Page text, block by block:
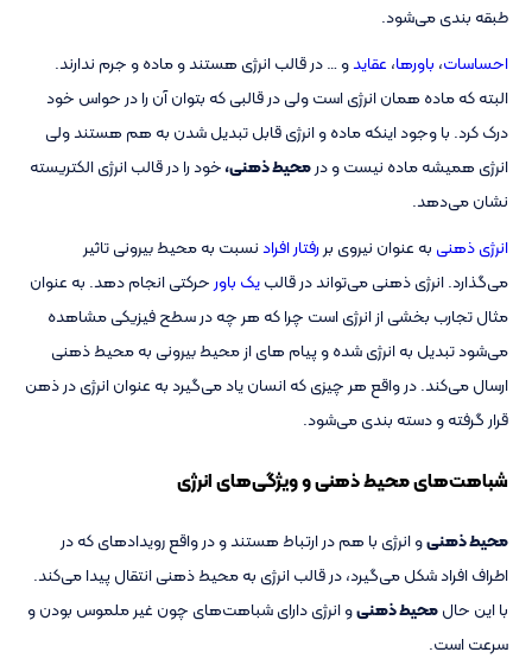
طبقه بندی می‌شود.
احساسات، باورها، عقایدو … در قالب انرژی هستند و ماده و جرم ندارند.
البته که ماده همان انرژی است ولی در قالبی که بتوان آن را در حواس خود
درک کرد. با وجود اینکه ماده و انرژی قابل تبدیل شدن به هم هستند ولی
انرژی همیشه ماده نیست و درمحیط ذهنی،خود را در قالب انرژی الکتریسته
نشان می‌دهد.
انرژی ذهنی به عنوان نیروی بررفتار افرادنسبت به محیط بیرونی تاثیر
می‌گذارد. انرژی ذهنی می‌تواند در قالبیک باورحرکتی انجام دهد. به عنوان
مثال تجارب بخشی از انرژی است چرا که هر چه در سطح فیزیکی مشاهده
می‌شود تبدیل به انرژی شده و پیام های از محیط بیرونی به محیط ذهنی
ارسال می‌کند. در واقع هر چیزی که انسان یاد می‌گیرد به عنوان انرژی در ذهن
قرار گرفته و دسته بندی می‌شود.
شباهت‌های محیط ذهنی و ویژگی‌های انرژی
محیط ذهنیو انرژی با هم در ارتباط هستند و در واقع رویدادهای که در
اطراف افراد شکل می‌گیرد، در قالب انرژی به محیط ذهنی انتقال پیدا می‌کند.
با این حالمحیط ذهنیو انرژی دارای شباهت‌های چون غیر ملموس بودن و
سرعت است.